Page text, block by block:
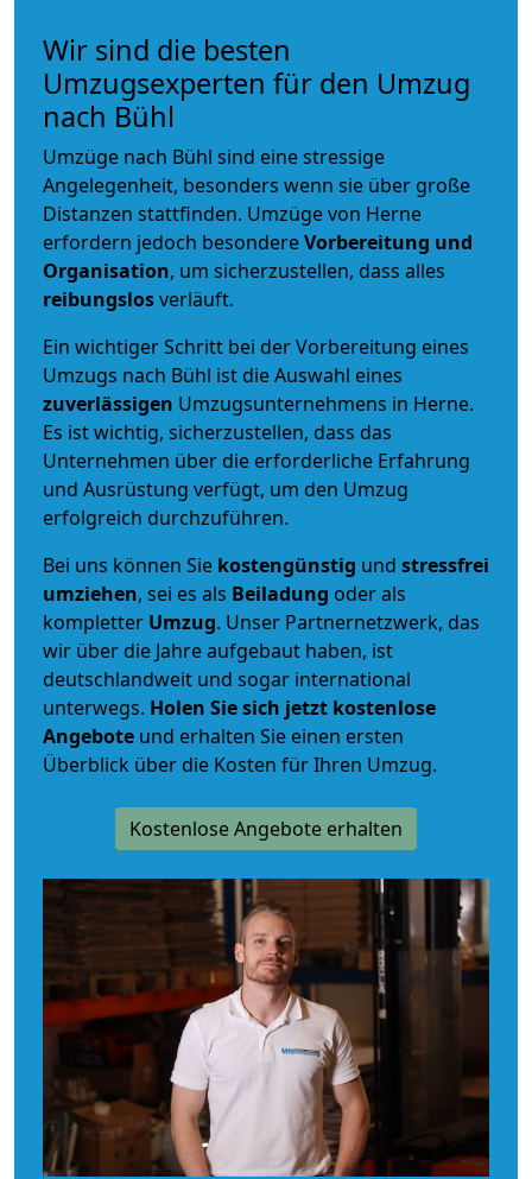
Wir sind die besten
Umzugsexperten für den Umzug
nach Bühl
Umzüge nach Bühl sind eine stressige
Angelegenheit, besonders wenn sie über große
Distanzen stattfinden. Umzüge von Herne
erfordern jedoch besondereVorbereitung und
Organisation, um sicherzustellen, dass alles
reibungslosverläuft.
Ein wichtiger Schritt bei der Vorbereitung eines
Umzugs nach Bühl ist die Auswahl eines
zuverlässigen Umzugsunternehmens in Herne.
Es ist wichtig, sicherzustellen, dass das
Unternehmen über die erforderliche Erfahrung
und Ausrüstung verfügt, um den Umzug
erfolgreich durchzuführen.
Bei uns können Sie kostengünstig und stressfrei
umziehen, sei es als Beiladung oder als
kompletter Umzug. Unser Partnernetzwerk, das
wir über die Jahre aufgebaut haben, ist
deutschlandweit und sogar international
unterwegs. Holen Sie sich jetzt kostenlose
Angebote und erhalten Sie einen ersten
Überblick über die Kosten für Ihren Umzug.
Kostenlose Angebote erhalten